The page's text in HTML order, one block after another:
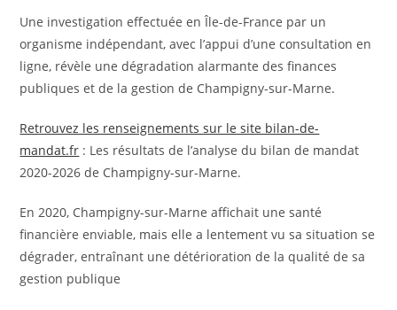
Une investigation effectuée en Île-de-France par un
organisme indépendant, avec l’appui d’une consultation en
ligne, révèle une dégradation alarmante des finances
publiques et de la gestion de Champigny-sur-Marne.
Retrouvez les renseignements sur le site bilan-de-
mandat.fr : Les résultats de l’analyse du bilan de mandat
2020-2026 de Champigny-sur-Marne.
En 2020, Champigny-sur-Marne affichait une santé
financière enviable, mais elle a lentement vu sa situation se
dégrader, entraînant une détérioration de la qualité de sa
gestion publique